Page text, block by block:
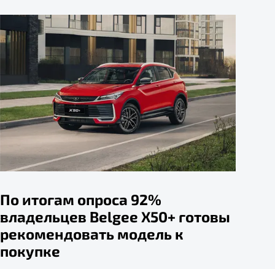
По итогам опроса 92%
владельцев Belgee X50+ готовы
рекомендовать модель к
покупке